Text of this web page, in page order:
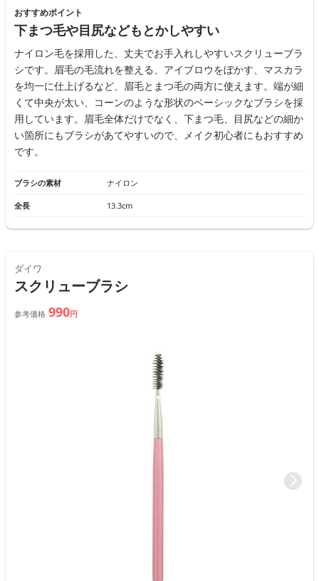
おすすめポイント
下まつ毛や目尻などもとかしやすい
ナイロン毛を採用した、丈夫でお手入れしやすいスクリューブラ
シです。眉毛の毛流れを整える、アイブロウをぼかす、マスカラ
を均一に仕上げるなど、眉毛とまつ毛の両方に使えます。端が細
くて中央が太い、コーンのような形状のベーシックなブラシを採
用しています。眉毛全体だけでなく、下まつ毛、目尻などの細か
い箇所にもブラシがあてやすいので、メイク初心者にもおすすめ
です。
ブラシの素材 ナイロン
全長 13.3cm
ダイワ
スクリューブラシ
参考価格 990円